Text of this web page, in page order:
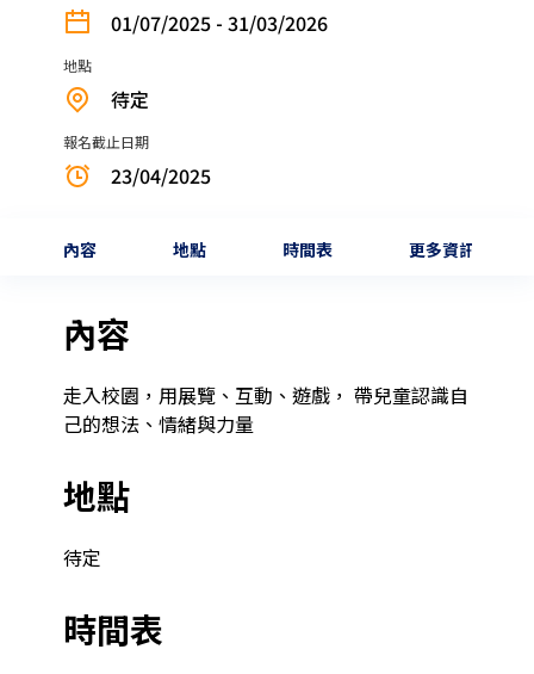
01/07/2025 - 31/03/2026
地點
待定
報名截止日期
23/04/2025
內容 地點 時間表 更多資訊
內容
走入校園，用展覽、互動、遊戲， 帶兒童認識自
己的想法、情緒與力量
地點
待定
時間表